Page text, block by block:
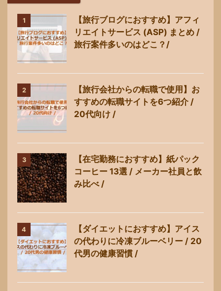
1
【旅行ブログにおすすめ】アフィ
リエイトサービス (ASP) まとめ /
旅行案件多いのはどこ？/
2
【旅行会社からの転職で使用】お
すすめの転職サイトを6つ紹介 /
20代向け /
3
【在宅勤務におすすめ】紙パック
コーヒー 13選 / メーカー社員と飲
み比べ /
4
【ダイエットにおすすめ】アイス
の代わりに冷凍ブルーベリー / 20
代男の健康習慣 /